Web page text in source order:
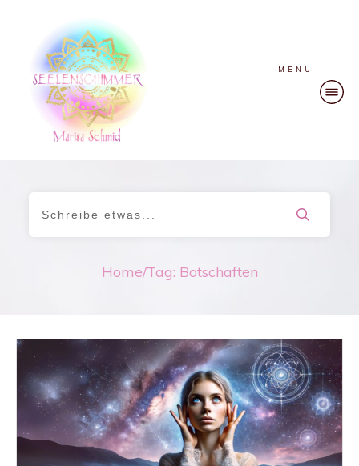
MENU
Home/Tag: Botschaften